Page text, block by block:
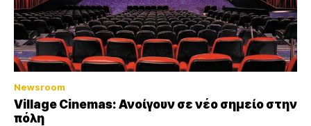
Newsroom
Village Cinemas: Ανοίγουν σε νέο σημείο στην
πόλη